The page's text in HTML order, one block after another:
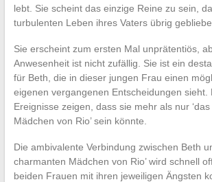
lebt. Sie scheint das einzige Reine zu sein,
turbulenten Leben ihres Vaters übrig
Sie erscheint zum ersten Mal unprätentiös,
Anwesenheit ist nicht zufällig. Sie ist ein
für Beth, die in dieser jungen Frau einen
eigenen vergangenen Entscheidungen sieht.
Ereignisse zeigen, dass sie mehr als nur
Mädchen von Rio’ sein könnte.
Die ambivalente Verbindung zwischen Beth
charmanten Mädchen von Rio’ wird schnell
beiden Frauen mit ihren jeweiligen Ängsten